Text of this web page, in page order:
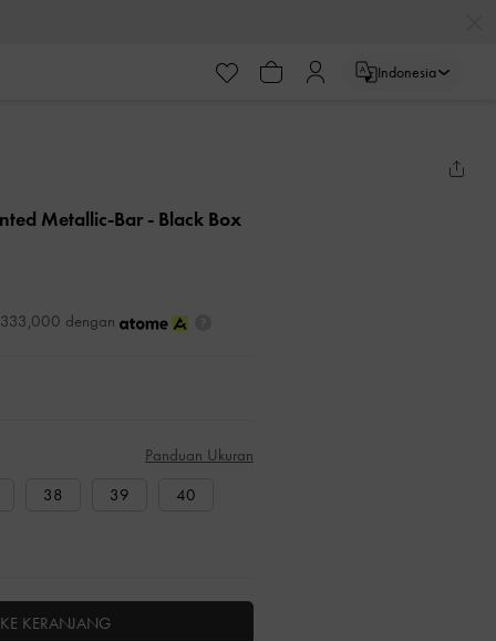
Indonesia
Metallic-Bar- Black Box
dengan
Panduan Ukuran
38 39 40
KERANJANG